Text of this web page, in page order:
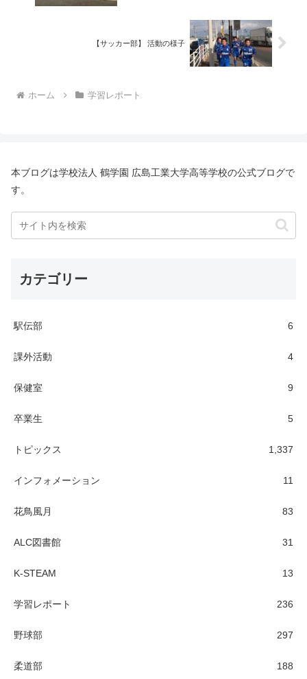
【サッカー部】 活動の様子
ホーム 学習レポート
本ブログは学校法人 鶴学園 広島工業大学高等学校の公式ブログで
す。
カテゴリー
駅伝部 6
課外活動 4
保健室 9
卒業生 5
トピックス 1,337
インフォメーション 11
花鳥風月 83
ALC図書館 31
K-STEAM 13
学習レポート 236
野球部 297
柔道部 188